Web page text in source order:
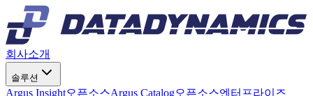
회사소개
솔루션
Argus Insight오픈소스Argus Catalog오픈소스엔터프라이즈